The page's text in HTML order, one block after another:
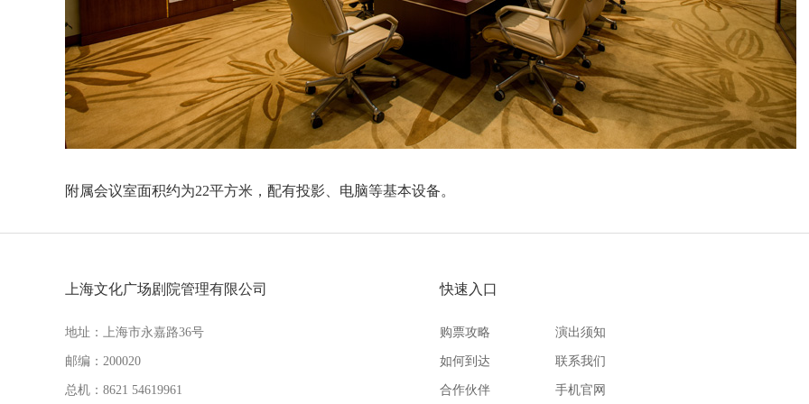
附属会议室面积约为22平方米，配有投影、电脑等基本设备。
上海文化广场剧院管理有限公司
地址：上海市永嘉路36号
邮编：200020
总机：8621 54619961
快速入口
购票攻略
如何到达
合作伙伴
演出须知
联系我们
手机官网